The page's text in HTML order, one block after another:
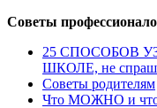
Советы
25 СПОСОБОВ
ШКОЛЕ, не
Советы родителям
Что МОЖНО и что